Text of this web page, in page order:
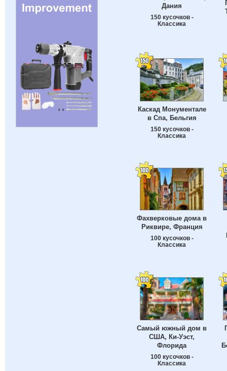
Дания
150 кусочков -
Классика
Каскад Монументале
в Спа, Бельгия
150 кусочков -
Классика
Фахверковые дома в
Риквире, Франция
100 кусочков -
Классика
Самый южный дом в
США, Ки-Уэст,
Флорида
100 кусочков -
Классика